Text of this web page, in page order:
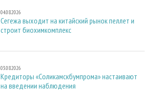
04.08.2026
Сегежа выходит на китайский рынок пеллет и
строит биохимкомплекс
03.08.2026
Кредиторы «Соликамскбумпрома» настаивают
на введении наблюдения